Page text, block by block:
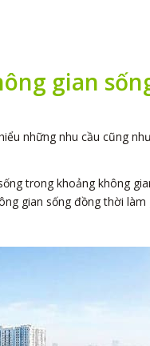
gian
những nhu cầu cũng
trong khoảng không
gian sống đồng thời